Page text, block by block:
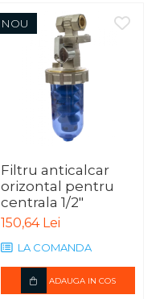
NOU
Filtru anticalcar
orizontal pentru
centrala 1/2"
150,64 Lei
LA COMANDA
ADAUGA IN COS